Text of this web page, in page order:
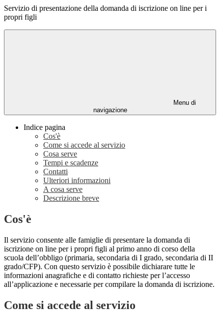
Servizio di presentazione della domanda di iscrizione on line per i
propri figli
Menu di
navigazione
Indice pagina
Cos'è
Come si accede al servizio
Cosa serve
Tempi e scadenze
Contatti
Ulteriori informazioni
A cosa serve
Descrizione breve
Cos'è
Il servizio consente alle famiglie di presentare la domanda di
iscrizione on line per i propri figli al primo anno di corso della
scuola dell’obbligo (primaria, secondaria di I grado, secondaria di II
grado/CFP). Con questo servizio è possibile dichiarare tutte le
informazioni anagrafiche e di contatto richieste per l’accesso
all’applicazione e necessarie per compilare la domanda di iscrizione.
Come si accede al servizio